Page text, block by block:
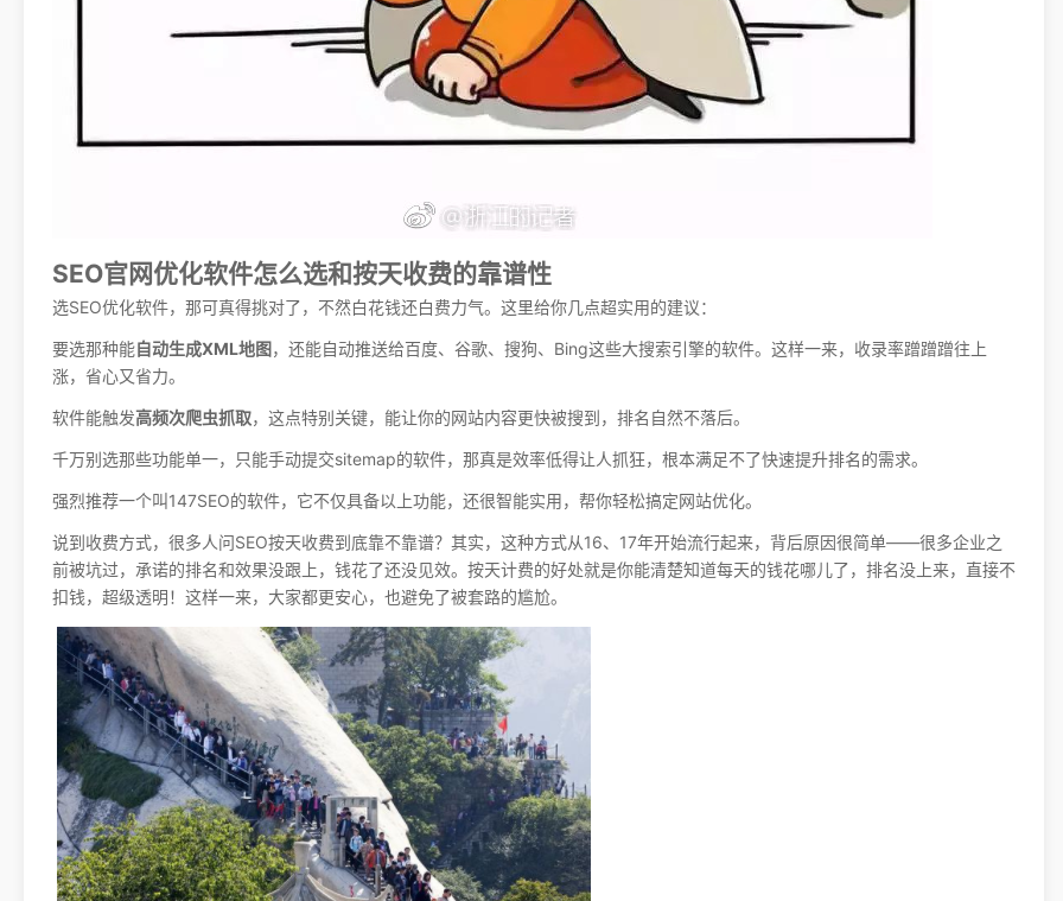
SEO官网优化软件怎么选和按天收费的靠谱性
选SEO优化软件，那可真得挑对了，不然白花钱还白费力气。这里给你几点超实用的建议：
要选那种能 自动生成XML地图 ，还能自动推送给百度、谷歌、搜狗、Bing这些大搜索引擎的软件。这样一来，收录率蹭蹭蹭往上
涨，省心又省力。
软件能触发高频次爬虫抓取，这点特别关键，能让你的网站内容更快被搜到，排名自然不落后。
千万别选那些功能单一，只能手动提交sitemap的软件，那真是效率低得让人抓狂，根本满足不了快速提升排名的需求。
强烈推荐一个叫147SEO的软件，它不仅具备以上功能，还很智能实用，帮你轻松搞定网站优化。
说到收费方式，很多人问SEO按天收费到底靠不靠谱？其实，这种方式从16、17年开始流行起来，背后原因很简单——很多企业之
前被坑过，承诺的排名和效果没跟上，钱花了还没见效。按天计费的好处就是你能清楚知道每天的钱花哪儿了，排名没上来，直接不
扣钱，超级透明！这样一来，大家都更安心，也避免了被套路的尴尬。